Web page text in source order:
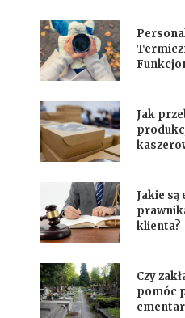
Jak
Jakie są
klienta?
Czy
pomóc